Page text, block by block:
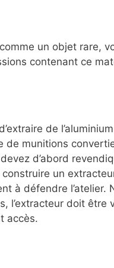
un objet rare,
contenant ce
de
de munitions
d’abord
un
à défendre l’atelier.
l’extracteur doit
accès.